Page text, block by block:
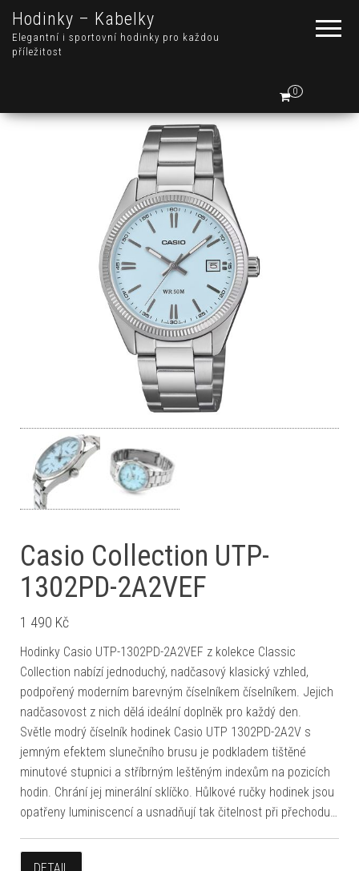
Hodinky – Kabelky
Elegantní i sportovní hodinky pro každou
příležitost
0
Casio Collection UTP-
1302PD-2A2VEF
1 490 Kč
Hodinky Casio UTP-1302PD-2A2VEF z kolekce Classic
Collection nabízí jednoduchý, nadčasový klasický vzhled,
podpořený moderním barevným číselníkem číselníkem. Jejich
nadčasovost z nich dělá ideální doplněk pro každý den.
Světle modrý číselník hodinek Casio UTP 1302PD-2A2V s
jemným efektem slunečního brusu je podkladem tištěné
minutové stupnici a stříbrným leštěným indexům na pozicích
hodin. Chrání jej minerální sklíčko. Hůlkové ručky hodinek jsou
opatřeny luminiscencí a usnadňují tak čitelnost při přechodu…
DETAIL